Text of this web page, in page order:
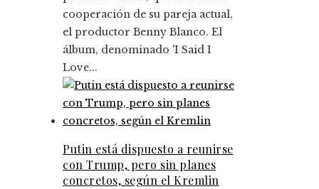
cooperación de su pareja actual,
el productor Benny Blanco. El
álbum, denominado 'I Said I
Love...
Putin está dispuesto a reunirse
con Trump, pero sin planes
concretos, según el Kremlin